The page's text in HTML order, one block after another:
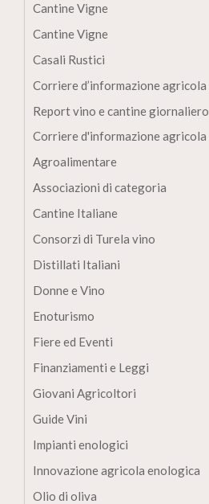
Cantine Vigne
Cantine Vigne
Casali Rustici
Corriere d’informazione agricola
Report vino e cantine giornaliero
Corriere d'informazione agricola
Agroalimentare
Associazioni di categoria
Cantine Italiane
Consorzi di Turela vino
Distillati Italiani
Donne e Vino
Enoturismo
Fiere ed Eventi
Finanziamenti e Leggi
Giovani Agricoltori
Guide Vini
Impianti enologici
Innovazione agricola enologica
Olio di oliva